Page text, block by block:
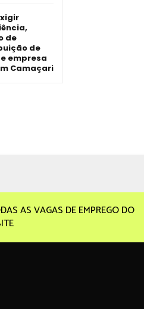
de
de
empresa
Camaçari
AS VAGAS DE EMPREGO DO